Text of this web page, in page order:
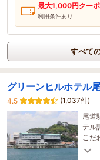
最大1,000円クー
利用条件あり
すべて
グリーンヒルホテル
4.5
(1,037件)
尾道
テル
こだ
が楽